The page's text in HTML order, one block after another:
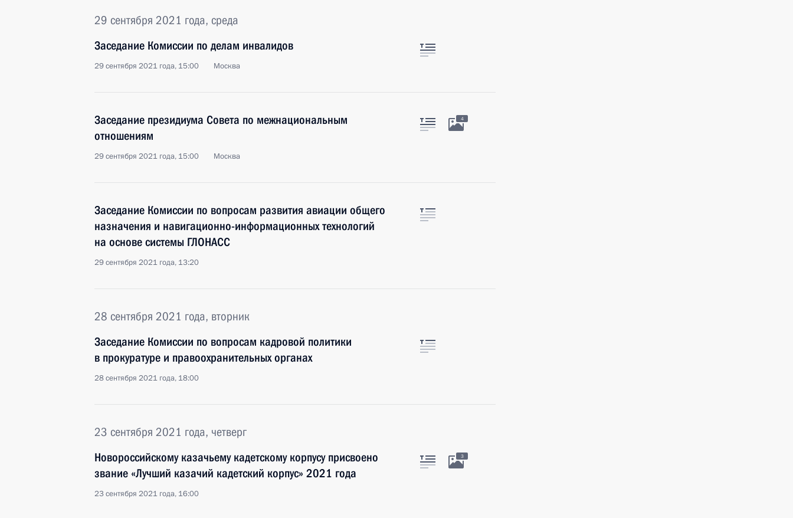
29 сентября 2021 года, среда
Заседание Комиссии по делам инвалидов
29 сентября 2021 года, 15:00 Москва
Заседание президиума Совета по межнациональным
отношениям
29 сентября 2021 года, 15:00 Москва
4
Заседание Комиссии по вопросам развития авиации общего
назначения и навигационно-информационных технологий
на основе системы ГЛОНАСС
29 сентября 2021 года, 13:20
28 сентября 2021 года, вторник
Заседание Комиссии по вопросам кадровой политики
в прокуратуре и правоохранительных органах
28 сентября 2021 года, 18:00
23 сентября 2021 года, четверг
Новороссийскому казачьему кадетскому корпусу присвоено
звание «Лучший казачий кадетский корпус» 2021 года
23 сентября 2021 года, 16:00
3